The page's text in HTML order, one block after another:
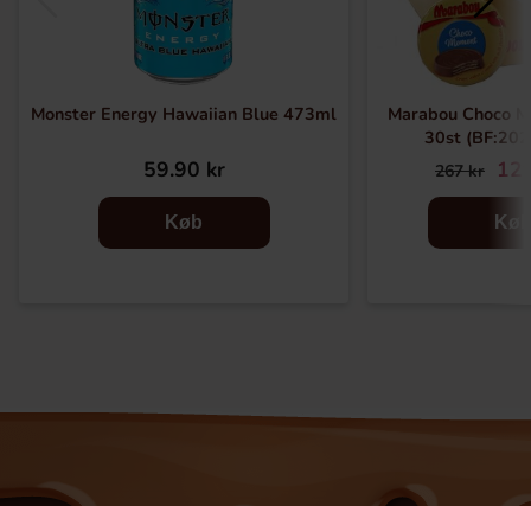
Monster Energy Hawaiian Blue 473ml
59.90 kr
Køb
Marabou Choco
30st
267 kr
Køb